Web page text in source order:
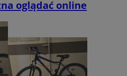
oglądać online